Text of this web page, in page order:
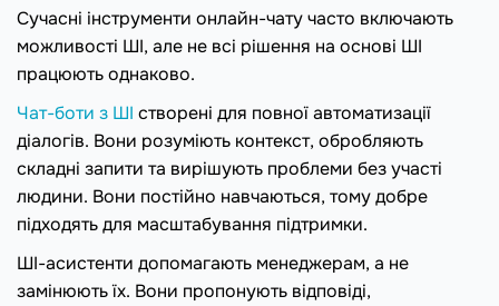
Сучасні інструменти онлайн-чату часто включають
можливості ШІ, але не всі рішення на основі ШІ
працюють однаково.
Чат-боти з ШІ створені для повної автоматизації
діалогів. Вони розуміють контекст, обробляють
складні запити та вирішують проблеми без участі
людини. Вони постійно навчаються, тому добре
підходять для масштабування підтримки.
ШІ-асистенти допомагають менеджерам, а не
замінюють їх. Вони пропонують відповіді,